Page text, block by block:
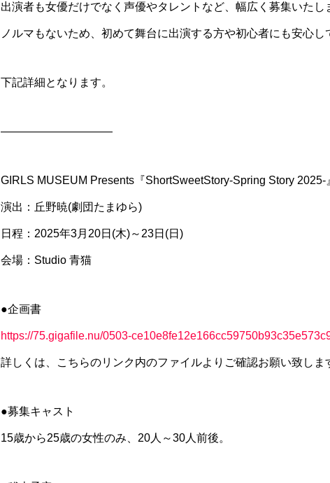
出演者も女優だけでなく声優やタレントなど、幅広く募集いたし
ノルマもないため、初めて舞台に出演する方や初心者にも安心
下記詳細となります。
——————————
GIRLS MUSEUM Presents『ShortSweetStory-Spring Story 2025-
演出：丘野暁(劇団たまゆら)
日程：2025年3月20日(木)～23日(日)
会場：Studio 青猫
●企画書
https://75.gigafile.nu/0503-
詳しくは、こちらのリンク内のファイルよりご確認お願い致しま
●募集キャスト
15歳から25歳の女性のみ、20人～30人前後。